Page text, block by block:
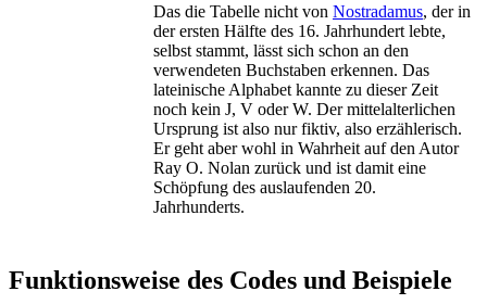
Das die Tabelle nicht von Nostradamus, der in
der ersten Hälfte des 16. Jahrhundert lebte,
selbst stammt, lässt sich schon an den
verwendeten Buchstaben erkennen. Das
lateinische Alphabet kannte zu dieser Zeit
noch kein J, V oder W. Der mittelalterlichen
Ursprung ist also nur fiktiv, also erzählerisch.
Er geht aber wohl in Wahrheit auf den Autor
Ray O. Nolan zurück und ist damit eine
Schöpfung des auslaufenden 20.
Jahrhunderts.
Funktionsweise des Codes und Beispiele